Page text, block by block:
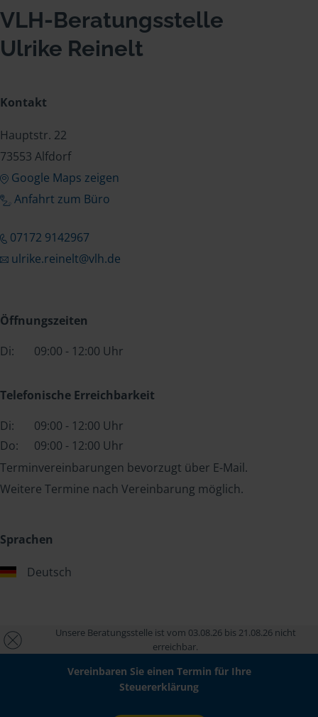
VLH-Beratungsstelle
Ulrike Reinelt
Kontakt
Hauptstr. 22
73553 Alfdorf
Google Maps zeigen
Anfahrt zum Büro
07172 9142967
ulrike.reinelt@vlh.de
Öffnungszeiten
Di:
09:00 - 12:00 Uhr
Telefonische Erreichbarkeit
Di:
09:00 - 12:00 Uhr
Do:
09:00 - 12:00 Uhr
Terminvereinbarungen bevorzugt über E-Mail.
Weitere Termine nach Vereinbarung möglich.
Sprachen
Deutsch
Unsere Beratungsstelle ist vom 03.08.26 bis 21.08.26 nicht
erreichbar.
Vereinbaren Sie einen Termin für Ihre
Steuererklärung